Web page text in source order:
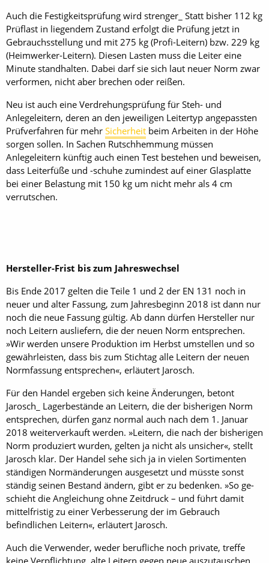
Auch die Festigkeitsprüfung wird strenger_ Statt bisher 112 kg
Prüflast in liegendem Zustand erfolgt die Prüfung jetzt in
Gebrauchsstellung und mit 275 kg (Profi-Leitern) bzw. 229 kg
(Heimwerker-Leitern). Diesen Lasten muss die Leiter eine
Minute standhalten. Dabei darf sie sich laut neuer Norm zwar
verformen, nicht aber brechen oder reißen.
Neu ist auch eine Verdrehungsprüfung für Steh- und
Anlegeleitern, deren an den jeweiligen Leitertyp angepassten
Prüfverfahren für mehr Sicherheit beim Arbeiten in der Höhe
sorgen sollen. In Sachen Rutschhemmung müssen
Anlegeleitern künftig auch einen Test bestehen und beweisen,
dass Leiterfüße und -schuhe zumindest auf einer Glasplatte
bei einer Belastung mit 150 kg um nicht mehr als 4 cm
verrutschen.
Hersteller-Frist bis zum Jahreswechsel
Bis Ende 2017 gelten die Teile 1 und 2 der EN 131 noch in
neuer und alter Fassung, zum Jahresbeginn 2018 ist dann nur
noch die neue Fassung gültig. Ab dann dürfen Hersteller nur
noch Leitern ausliefern, die der neuen Norm entsprechen.
»Wir werden unsere Produktion im Herbst umstellen und so
gewährleisten, dass bis zum Stichtag alle Leitern der neuen
Normfassung entsprechen«, erläutert Jarosch.
Für den Handel ergeben sich keine Änderungen, betont
Jarosch_ Lagerbestände an Leitern, die der bisherigen Norm
entsprechen, dürfen ganz normal auch nach dem 1. Januar
2018 weiter­verkauft werden. »Leitern, die nach der bisherigen
Norm produziert wurden, gelten ja nicht als un­sicher«, stellt
Jarosch klar. Der Handel sehe sich ja in vielen Sortimenten
ständigen Normänderungen ausgesetzt und müsste sonst
ständig seinen Bestand ändern, gibt er zu bedenken. »So ge­
schieht die Angleichung ohne Zeitdruck – und führt damit
mittelfristig zu einer Verbesserung der im Gebrauch
befindlichen Leitern«, erläutert Jarosch.
Auch die Verwender, weder berufliche noch ­private, treffe